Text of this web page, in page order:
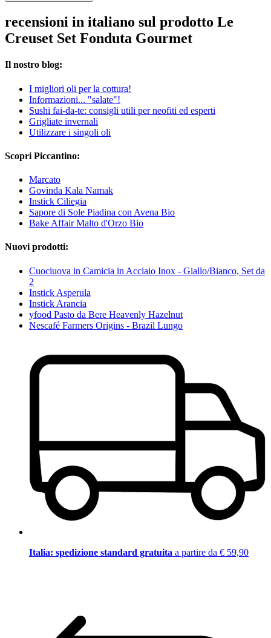
recensioni in italiano sul prodotto Le
Creuset Set Fonduta Gourmet
Il nostro blog:
I migliori oli per la cottura!
Informazioni... "salate"!
Sushi fai-da-te: consigli utili per neofiti ed esperti
Grigliate invernali
Utilizzare i singoli oli
Scopri Piccantino:
Marcato
Govinda Kala Namak
Instick Ciliegia
Sapore di Sole Piadina con Avena Bio
Bake Affair Malto d'Orzo Bio
Nuovi prodotti:
Cuociuova in Camicia in Acciaio Inox - Giallo/Bianco, Set da
2
Instick Asperula
Instick Arancia
yfood Pasto da Bere Heavenly Hazelnut
Nescafé Farmers Origins - Brazil Lungo
Italia: spedizione standard gratuita a partire da € 59,90